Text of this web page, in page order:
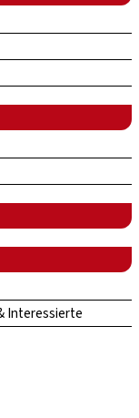
Interessierte